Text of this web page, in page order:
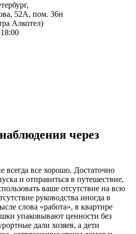
52А, пом. 36н
Алкотел)
через
всегда все хорошо. Достаточно
и отправиться в путешествие,
ваше отсутствие на всю
руководства иногда в
слова «работа», в квартире
упаковывают ценности без
дали хозяев, а дети